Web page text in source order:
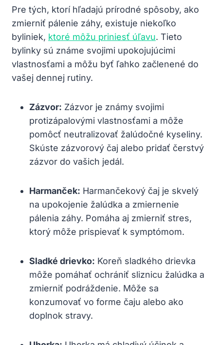
Pre tých, ktorí hľadajú prírodné spôsoby, ako
zmierniť pálenie záhy, existuje niekoľko
byliniek, ktoré môžu priniesť úľavu. Tieto
bylinky sú známe svojimi upokojujúcimi
vlastnosťami a môžu byť ľahko začlenené do
vašej dennej rutiny.
Zázvor: Zázvor je známy svojimi
protizápalovými vlastnosťami a môže
pomôcť neutralizovať žalúdočné kyseliny.
Skúste zázvorový čaj alebo pridať čerstvý
zázvor do vašich jedál.
Harmanček: Harmančekový čaj je skvelý
na upokojenie žalúdka a zmiernenie
pálenia záhy. Pomáha aj zmierniť stres,
ktorý môže prispievať k symptómom.
Sladké drievko: Koreň sladkého drievka
môže pomáhať ochrániť sliznicu žalúdka a
zmierniť podráždenie. Môže sa
konzumovať vo forme čaju alebo ako
doplnok stravy.